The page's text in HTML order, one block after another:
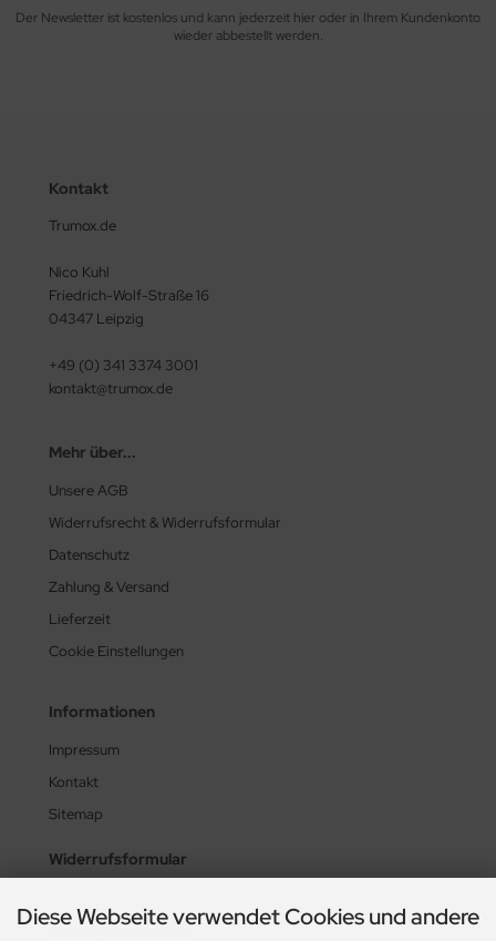
Der Newsletter ist kostenlos und kann jederzeit hier oder in Ihrem Kundenkonto
wieder abbestellt werden.
Kontakt
Trumox.de
Nico Kuhl
Friedrich-Wolf-Straße 16
04347 Leipzig
+49 (0) 341 3374 3001
kontakt@trumox.de
Mehr über...
Unsere AGB
Widerrufsrecht & Widerrufsformular
Datenschutz
Zahlung & Versand
Lieferzeit
Cookie Einstellungen
Informationen
Impressum
Kontakt
Sitemap
Widerrufsformular
Zahlungsmethoden
Diese Webseite verwendet Cookies und andere